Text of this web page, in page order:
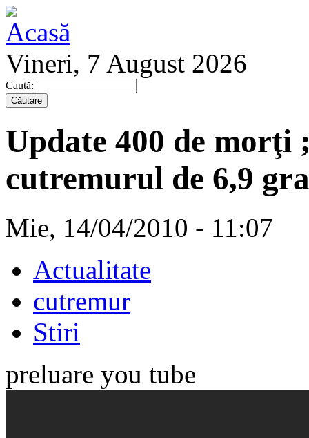
Vineri, 7 August 2026
Caută:
Update 400 de morţi
cutremurul de 6,9
Mie, 14/04/2010 - 11:07
Actualitate
cutremur
Stiri
preluare you tube